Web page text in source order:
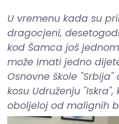
U vremenu kada su
dragocjeni,
kod Šamca još
može imati jedno
Osnovne škole
kosu Udruženju
oboljeloj od malignih